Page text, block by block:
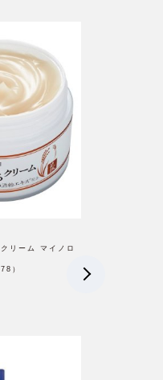
リーム マイノロ
）